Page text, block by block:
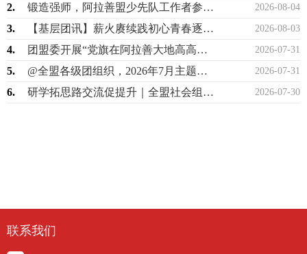
2026-08-04
2. 锻造强师，阿拉善盟少先队工作者参加自治区第86期培训班
2026-08-03
3. 【基层团讯】薪火赓续践初心青春逐梦启新程——孪井滩生态移民示范区召开西部计划志愿…
2026-07-31
4. 团盟委开展“党旗在阿拉善大地高高飘扬”联合主题党团日活动
2026-07-31
5. @全盟各级团组织，2026年7月主题团日活动指引来啦！
2026-07-30
6. 研学拓思路交流促提升｜全盟社会组织开展观摩研学活动
联系我们